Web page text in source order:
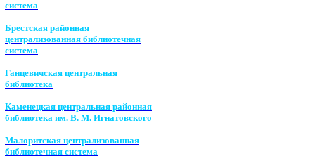
система
Брестская районная
централизованная библиотечная
система
Ганцевичская центральная
библиотека
Каменецкая центральная районная
библиотека им. В. М. Игнатовского
Малоритская централизованная
библиотечная система